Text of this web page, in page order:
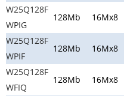
W25Q128F
WPIG
128Mb 16Mx8
W25Q128F
WPIF
128Mb 16Mx8
W25Q128F
WFIQ
128Mb 16Mx8